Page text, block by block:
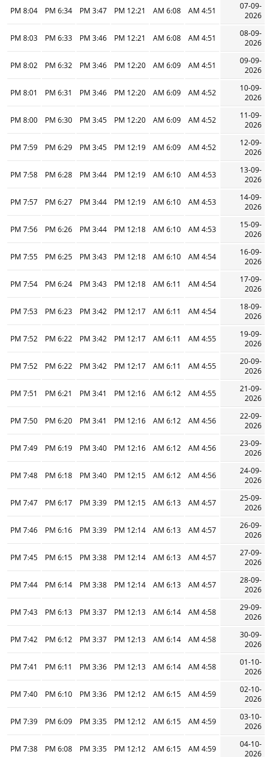
07-09-
2026
4:51 AM
6:08 AM
12:21 PM
3:47 PM
6:34 PM
8:04 PM
08-09-
2026
4:51 AM
6:08 AM
12:21 PM
3:46 PM
6:33 PM
8:03 PM
09-09-
2026
4:51 AM
6:09 AM
12:20 PM
3:46 PM
6:32 PM
8:02 PM
10-09-
2026
4:52 AM
6:09 AM
12:20 PM
3:46 PM
6:31 PM
8:01 PM
11-09-
2026
4:52 AM
6:09 AM
12:20 PM
3:45 PM
6:30 PM
8:00 PM
12-09-
2026
4:52 AM
6:09 AM
12:19 PM
3:45 PM
6:29 PM
7:59 PM
13-09-
2026
4:53 AM
6:10 AM
12:19 PM
3:44 PM
6:28 PM
7:58 PM
14-09-
2026
4:53 AM
6:10 AM
12:19 PM
3:44 PM
6:27 PM
7:57 PM
15-09-
2026
4:53 AM
6:10 AM
12:18 PM
3:44 PM
6:26 PM
7:56 PM
16-09-
2026
4:54 AM
6:10 AM
12:18 PM
3:43 PM
6:25 PM
7:55 PM
17-09-
2026
4:54 AM
6:11 AM
12:18 PM
3:43 PM
6:24 PM
7:54 PM
18-09-
2026
4:54 AM
6:11 AM
12:17 PM
3:42 PM
6:23 PM
7:53 PM
19-09-
2026
4:55 AM
6:11 AM
12:17 PM
3:42 PM
6:22 PM
7:52 PM
20-09-
2026
4:55 AM
6:11 AM
12:17 PM
3:42 PM
6:22 PM
7:52 PM
21-09-
2026
4:55 AM
6:12 AM
12:16 PM
3:41 PM
6:21 PM
7:51 PM
22-09-
2026
4:56 AM
6:12 AM
12:16 PM
3:41 PM
6:20 PM
7:50 PM
23-09-
2026
4:56 AM
6:12 AM
12:16 PM
3:40 PM
6:19 PM
7:49 PM
24-09-
2026
4:56 AM
6:12 AM
12:15 PM
3:40 PM
6:18 PM
7:48 PM
25-09-
2026
4:57 AM
6:13 AM
12:15 PM
3:39 PM
6:17 PM
7:47 PM
26-09-
2026
4:57 AM
6:13 AM
12:14 PM
3:39 PM
6:16 PM
7:46 PM
27-09-
2026
4:57 AM
6:13 AM
12:14 PM
3:38 PM
6:15 PM
7:45 PM
28-09-
2026
4:57 AM
6:13 AM
12:14 PM
3:38 PM
6:14 PM
7:44 PM
29-09-
2026
4:58 AM
6:14 AM
12:13 PM
3:37 PM
6:13 PM
7:43 PM
30-09-
2026
4:58 AM
6:14 AM
12:13 PM
3:37 PM
6:12 PM
7:42 PM
01-10-
2026
4:58 AM
6:14 AM
12:13 PM
3:36 PM
6:11 PM
7:41 PM
02-10-
2026
4:59 AM
6:15 AM
12:12 PM
3:36 PM
6:10 PM
7:40 PM
03-10-
2026
4:59 AM
6:15 AM
12:12 PM
3:35 PM
6:09 PM
7:39 PM
04-10-
2026
4:59 AM
6:15 AM
12:12 PM
3:35 PM
6:08 PM
7:38 PM